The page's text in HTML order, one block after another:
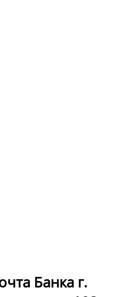
Банка г.